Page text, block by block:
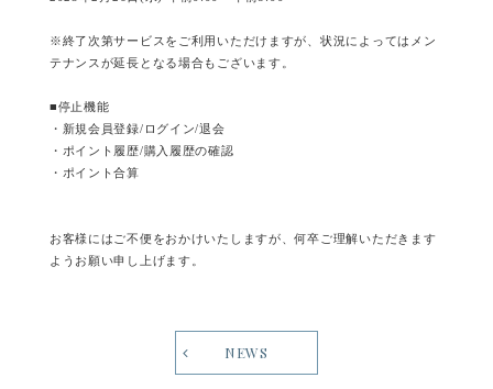
※終了次第サービスをご利用いただけますが、状況によってはメン
テナンスが延長となる場合もございます。
■停止機能
・新規会員登録/ログイン/退会
・ポイント履歴/購入履歴の確認
・ポイント合算
お客様にはご不便をおかけいたしますが、何卒ご理解いただきます
ようお願い申し上げます。
NEWS